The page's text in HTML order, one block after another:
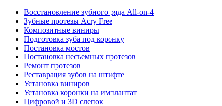
Восстановление зубного ряда All‑on‑4
Зубные протезы Acry Free
Композитные виниры
Подготовка зуба под коронку
Постановка мостов
Постановка несъемных протезов
Ремонт протезов
Реставрация зубов на штифте
Установка виниров
Установка коронки на имплантат
Цифровой и 3D слепок